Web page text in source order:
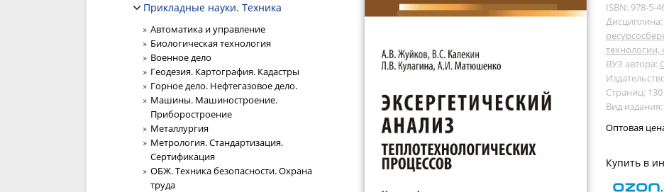
Прикладные науки. Техника
Автоматика и управление
Биологическая технология
Военное дело
Геодезия. Картография. Кадастры
Горное дело. Нефтегазовое дело.
Машины. Машиностроение.
Приборостроение
Металлургия
Метрология. Стандартизация.
Сертификация
ОБЖ. Техника безопасности. Охрана
труда
ISBN: 978-5-
Дисциплина:
ВУЗ автора:
Страниц: 130
Вид
Оптовая
Купить в